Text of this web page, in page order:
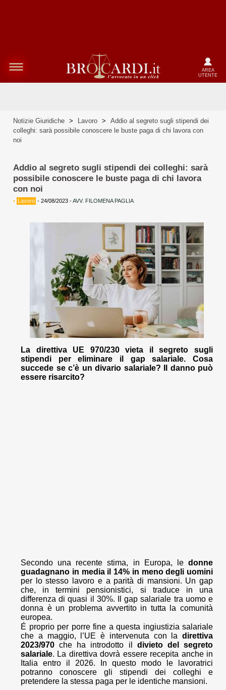
AREA
UTENTE
Notizie Giuridiche > Lavoro >
Addio al segreto sugli stipendi dei
colleghi: sarà possibile conoscere le buste paga di chi lavora con
noi
Addio al segreto sugli stipendi dei colleghi: sarà
possibile conoscere le buste paga di chi lavora
con noi
• Lavoro - 24/08/2023 -AVV. FILOMENA PAGLIA
La direttiva UE 970/230 vieta il segreto sugli
stipendi per eliminare il gap salariale. Cosa
succede se c’è un divario salariale? Il danno può
essere risarcito?
Secondo una recente stima, in Europa, le donne
guadagnano in media il 14% in meno degli uomini
per lo stesso lavoro e a parità di mansioni. Un gap
che, in termini pensionistici, si traduce in una
differenza di quasi il 30%. Il gap salariale tra uomo e
donna è un problema avvertito in tutta la comunità
europea.
É proprio per porre fine a questa ingiustizia salariale
che a maggio, l’UE è intervenuta con la direttiva
2023/970 che ha introdotto il divieto del segreto
salariale. La direttiva dovrà essere recepita anche in
Italia entro il 2026. In questo modo le lavoratrici
potranno conoscere gli stipendi dei colleghi e
pretendere la stessa paga per le identiche mansioni.